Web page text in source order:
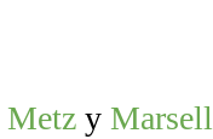
Metz y